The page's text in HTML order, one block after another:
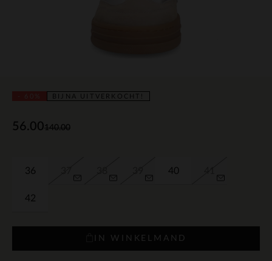
BIJNA UITVERKOCHT!
140.00
56.00
36 40
42
IN WINKELMAND